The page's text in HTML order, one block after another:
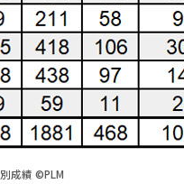
成績 ©PLM